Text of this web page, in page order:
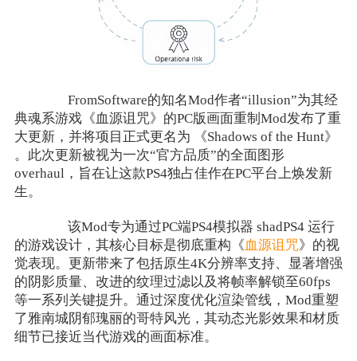
FromSoftware的知名Mod作者“illusion”为其经
典魂系游戏《血源诅咒》的PC版画面重制Mod发布了重
大更新，并将项目正式更名为 《Shadows of the Hunt》
。此次更新被视为一次“官方品质”的全面图形
overhaul，旨在让这款PS4独占佳作在PC平台上焕发新
生。
该Mod专为通过PC端PS4模拟器 shadPS4 运行
的游戏设计，其核心目标是彻底重构《血源诅咒》的视
觉表现。更新带来了包括原生4K分辨率支持、显著增强
的阴影质量、改进的纹理过滤以及将帧率解锁至60fps
等一系列关键提升。通过深度优化渲染管线，Mod重塑
了雅南城阴郁瑰丽的哥特风光，其动态光影效果和材质
细节已接近当代游戏的画面标准。